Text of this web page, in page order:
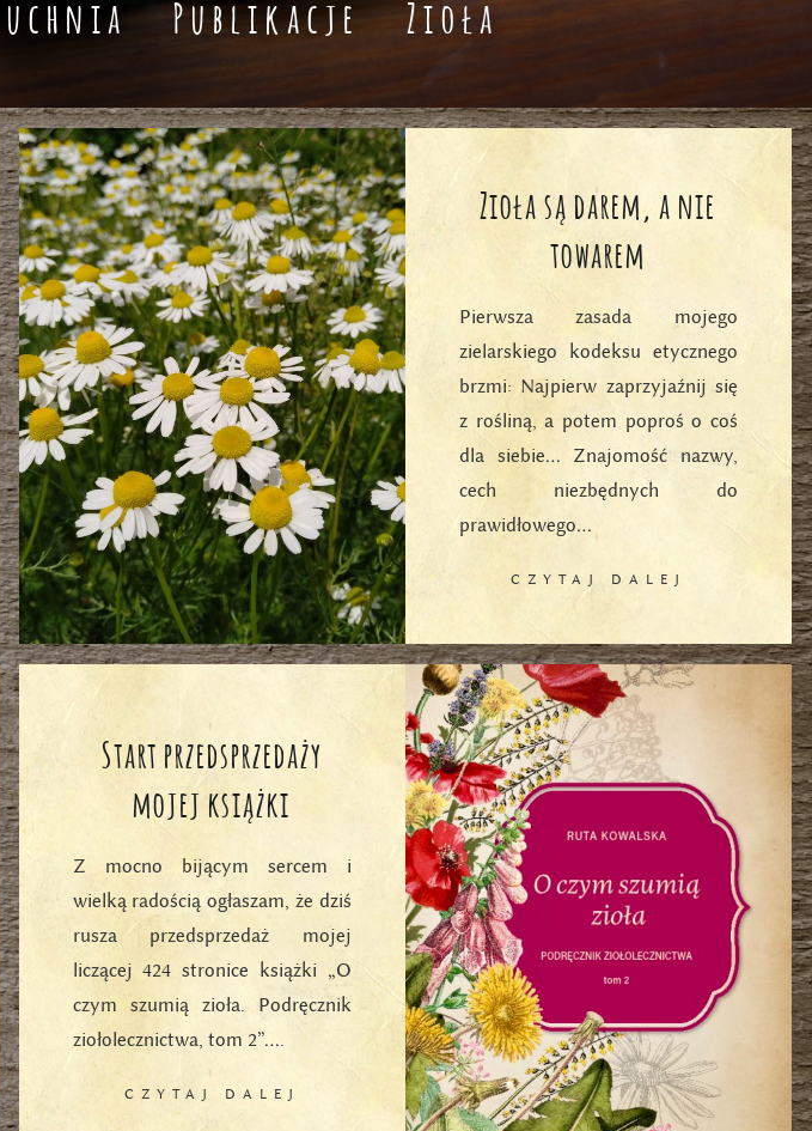
Publikacje Zioła
Zioła są darem, a nie
towarem
Pierwsza zasada mojego
zielarskiego kodeksu etycznego
brzmi: Najpierw zaprzyjaźnij się
z rośliną, a potem poproś o coś
dla siebie… Znajomość nazwy,
cech niezbędnych do
prawidłowego…
CZYTAJ DALEJ
Start przedsprzedaży
mojej książki
Z mocno bijącym sercem i
wielką radością ogłaszam, że dziś
rusza przedsprzedaż mojej
liczącej 424 stronice książki „O
czym szumią zioła. Podręcznik
ziołolecznictwa, tom 2”….
CZYTAJ DALEJ